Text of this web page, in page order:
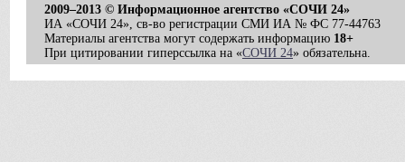
2009–2013 © Информационное агентство «СОЧИ 24»
ИА «СОЧИ 24», св-во регистрации СМИ ИА № ФС 77-44763
Материалы агентства могут содержать информацию 18+
При цитировании гиперссылка на «СОЧИ 24» обязательна.